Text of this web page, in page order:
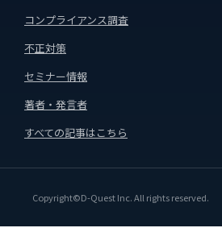
コンプライアンス調査
不正対策
セミナー情報
著者・発言者
すべての記事はこちら
Copyright©D-Quest Inc. All rights reserved.